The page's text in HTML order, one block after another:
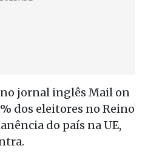
jornal inglês Mail on
dos eleitores no Reino
do país na UE,